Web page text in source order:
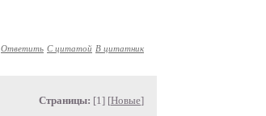
Ответить С цитатой В цитатник
Страницы: [1] [Новые]